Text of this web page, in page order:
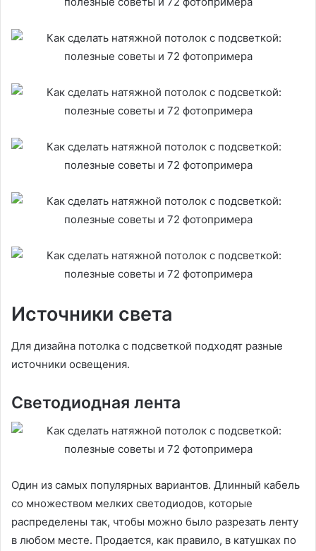
Источники света
Для дизайна потолка с подсветкой подходят разные
источники освещения.
Светодиодная лента
Один из самых популярных вариантов. Длинный кабель
со множеством мелких светодиодов, которые
распределены так, чтобы можно было разрезать ленту
в любом месте. Продается, как правило, в катушках по